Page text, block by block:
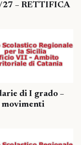
27 – RETTIFICA
di I grado –
movimenti